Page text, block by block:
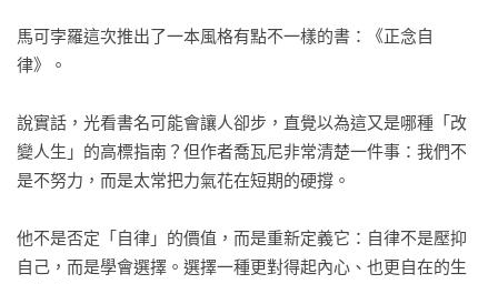
第二根支柱：覺知
自我覺知的力量
自我覺知的特質
實踐一：冥想
實踐三：整合（PAW）
以正念來形成自律，不僅心甘情願，而且還甘之如飴呢！
馬可孛羅這次推出了一本風格有點不一樣的書：《正念自
律》。
說實話，光看書名可能會讓人卻步，直覺以為這又是哪種「改
變人生」的高標指南？但作者喬瓦尼非常清楚一件事：我們不
是不努力，而是太常把力氣花在短期的硬撐。
他不是否定「自律」的價值，而是重新定義它：自律不是壓抑
自己，而是學會選擇。選擇一種更對得起內心、也更自在的生